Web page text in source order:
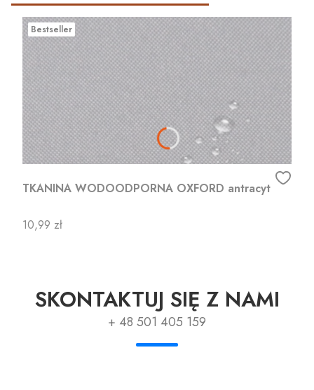
Bestseller
TKANINA WODOODPORNA OXFORD antracyt
Cena
10,99 zł
SKONTAKTUJ SIĘ Z NAMI
+ 48 501 405 159